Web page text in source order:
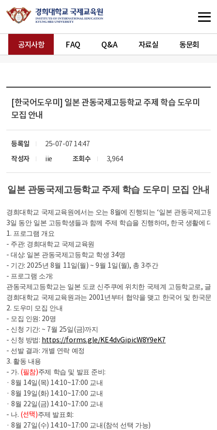
공지사항 FAQ Q&A 자료실 동문회
[한국어도우미] 일본 관동국제고등학교 주제 학습 도우미
모집 안내
등록일
25-07-07 14:47
작성자
iie 조회수 3,964
일본 관동국제고등학교 주제 학습 도우미 모집 안내
경희대학교 국제교육원에서는 오는 8월에 진행되는‘일본 관동국제고등
3일 동안 일본 고등학생들과 함께 주제 학습을 진행하며 , 한국 생활에 대
1. 프로그램 개요
- 주관: 경희대학교 국제교육원
-대상: 일본 관동국제고등학교 학생 34명
- 기간: 2025년8월 11 일(월 ) ~ 9월 1 일 (월), 총 3주간
- 프로그램 소개 :
관동국제고등학교는 일본 도쿄 신주쿠에 위치한 국제계 고등학교로, 글
경희대학교 국제교육원과는 2001 년부터 협약을 맺고 한국어 및 한국문
2. 도우미 모집 안내
- 모집 인원 : 20명
- 신청 기간: ~ 7월 25일 (금)까지
- 신청 방법 : https://forms.gle/KE4dvGipicW8Y9eK7
- 선발 결과: 개별 연락 예정
3. 활동 내용
- 가. (필참)주제 학습 및 발표 준비 :
· 8월 14일 (목) 14:10~17:00 교내
· 8월 19일 (화) 14:10~17:00 교내
· 8월 22일 (금) 14:10~17:00 교내
- 나. (선택)주제 발표회 :
· 8월 27일 (수) 14:10~17:00 교내 (참석 선택 가능)